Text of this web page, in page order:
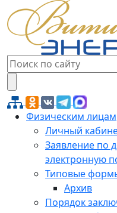
Физическим лицам
Личный
Заявление по
электронную
Типовые
Архив
Порядок